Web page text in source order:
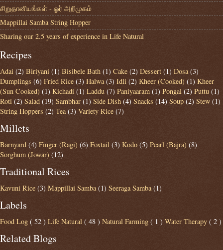
சிறுதானியங்கள் - ஓர் அறிமுகம்
Mappillai Samba String Hopper
Sharing our 2.5 years of experience in Life Natural
Recipes
Adai (2) Biriyani (1) Bisibele Bath (1) Cake (2) Dessert (1) Dosa (3)
Dumplings (6) Fried Rice (3) Halwa (3) Idli (2) Kheer (Cooked) (1) Kheer
(Sun Cooked) (1) Kichadi (1) Laddu (7) Paniyaaram (1) Pongal (2) Puttu (1)
Roti (2) Salad (19) Sambhar (1) Side Dish (4) Snacks (14) Soup (2) Stew (1)
String Hoppers (2) Tea (3) Variety Rice (7)
Millets
Barnyard (4) Finger (Ragi) (6) Foxtail (3) Kodo (5) Pearl (Bajra) (8)
Sorghum (Jowar) (12)
Traditional Rices
Kavuni Rice (3) Mappillai Samba (1) Seeraga Samba (1)
Labels
Food Log ( 52 ) Life Natural ( 48 ) Natural Farming ( 1 ) Water Therapy ( 2 )
Related Blogs